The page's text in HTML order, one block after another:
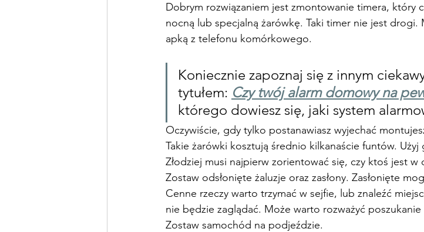
Dobrym rozwiązaniem jest zmontowanie timera, który
nocną lub specjalną żarówkę. Taki timer nie jest
apką z telefonu komórkowego.
Koniecznie zapoznaj się z innym
tytułem: Czy twój alarm domowy na
którego dowiesz się, jaki system
Oczywiście, gdy tylko postanawiasz wyjechać
Takie żarówki kosztują średnio kilkanaście funtów.
Złodziej musi najpierw zorientować się, czy ktoś jest
Zostaw odsłonięte żaluzje oraz zasłony. Zasłonięte
Cenne rzeczy warto trzymać w sejfie, lub znaleźć
nie będzie zaglądać. Może warto rozważyć
Zostaw samochód na podjeździe.